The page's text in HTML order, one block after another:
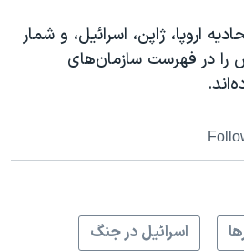
اروپا، ژاپن، اسرائیل، و شمار
را در فهرست سازمان‌های
اسرائیل در جنگ